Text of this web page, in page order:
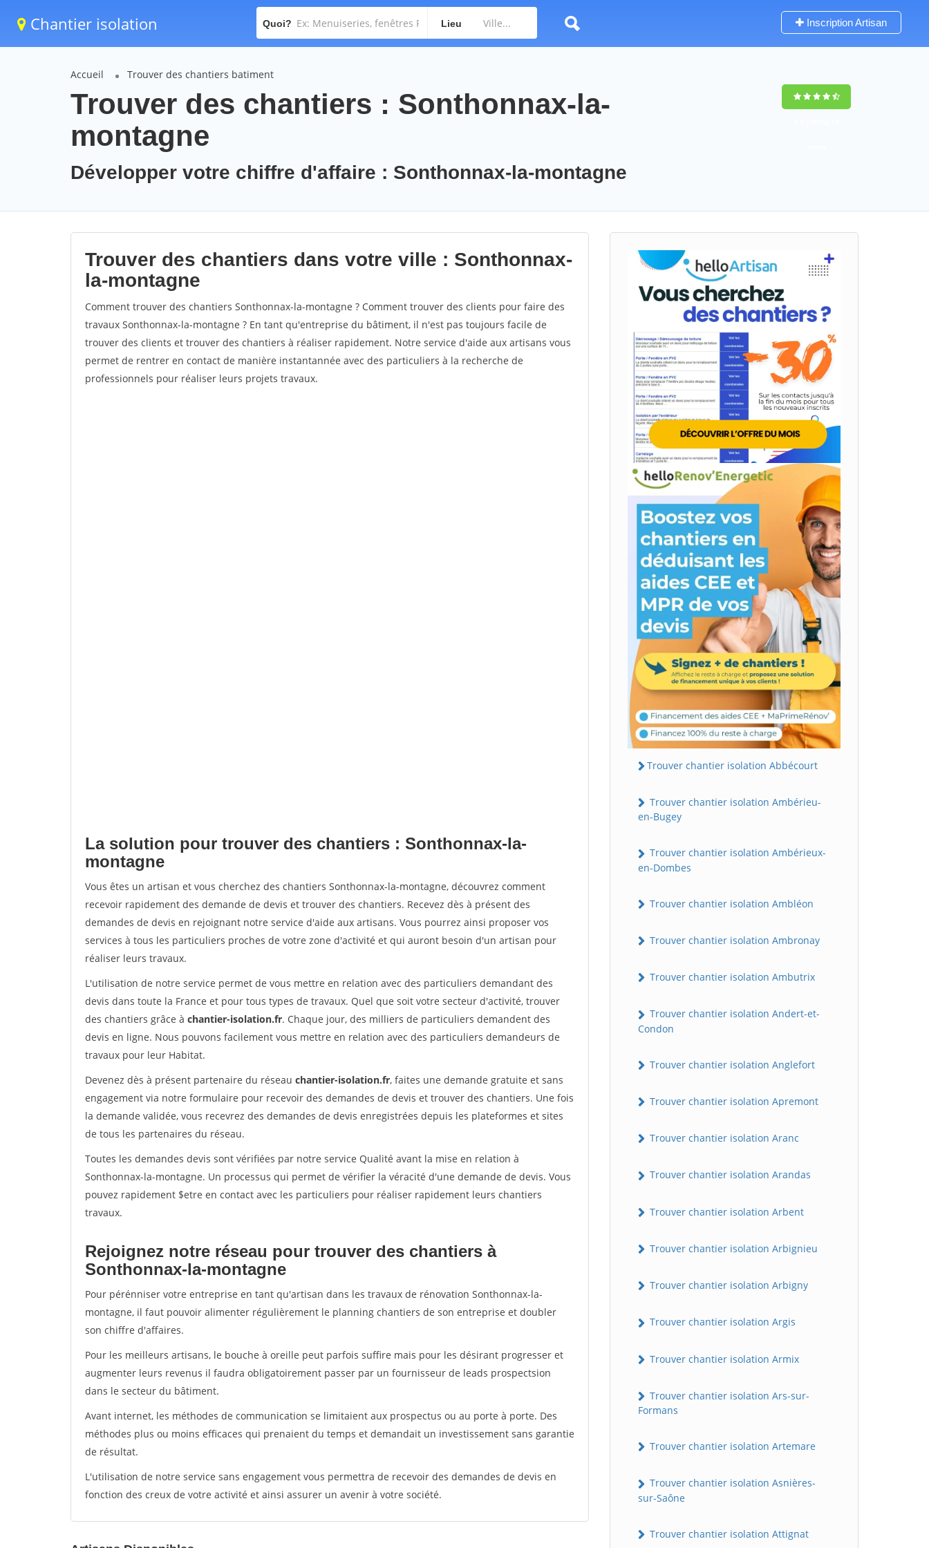
Chantier isolation Quoi? Lieu Inscription Artisan
Accueil Trouver des chantiers batiment
Trouver des chantiers : Sonthonnax-la-
montagne
Développer votre chiffre d'affaire : Sonthonnax-la-montagne
Trouver des chantiers dans votre ville : Sonthonnax-
la-montagne
Comment trouver des chantiers Sonthonnax-la-montagne ? Comment trouver des clients pour faire des
travaux Sonthonnax-la-montagne ? En tant qu'entreprise du bâtiment, il n'est pas toujours facile de
trouver des clients et trouver des chantiers à réaliser rapidement. Notre service d'aide aux artisans vous
permet de rentrer en contact de manière instantannée avec des particuliers à la recherche de
professionnels pour réaliser leurs projets travaux.
La solution pour trouver des chantiers : Sonthonnax-la-
montagne
Vous êtes un artisan et vous cherchez des chantiers Sonthonnax-la-montagne, découvrez comment
recevoir rapidement des demande de devis et trouver des chantiers. Recevez dès à présent des
demandes de devis en rejoignant notre service d'aide aux artisans. Vous pourrez ainsi proposer vos
services à tous les particuliers proches de votre zone d'activité et qui auront besoin d'un artisan pour
réaliser leurs travaux.
L'utilisation de notre service permet de vous mettre en relation avec des particuliers demandant des
devis dans toute la France et pour tous types de travaux. Quel que soit votre secteur d'activité, trouver
des chantiers grâce à chantier-isolation.fr. Chaque jour, des milliers de particuliers demandent des
devis en ligne. Nous pouvons facilement vous mettre en relation avec des particuliers demandeurs de
travaux pour leur Habitat.
Devenez dès à présent partenaire du réseau chantier-isolation.fr, faites une demande gratuite et sans
engagement via notre formulaire pour recevoir des demandes de devis et trouver des chantiers. Une fois
la demande validée, vous recevrez des demandes de devis enregistrées depuis les plateformes et sites
de tous les partenaires du réseau.
Toutes les demandes devis sont vérifiées par notre service Qualité avant la mise en relation à
Sonthonnax-la-montagne. Un processus qui permet de vérifier la véracité d'une demande de devis. Vous
pouvez rapidement $etre en contact avec les particuliers pour réaliser rapidement leurs chantiers
travaux.
Rejoignez notre réseau pour trouver des chantiers à
Sonthonnax-la-montagne
Pour pérénniser votre entreprise en tant qu'artisan dans les travaux de rénovation Sonthonnax-la-
montagne, il faut pouvoir alimenter régulièrement le planning chantiers de son entreprise et doubler
son chiffre d'affaires.
Pour les meilleurs artisans, le bouche à oreille peut parfois suffire mais pour les désirant progresser et
augmenter leurs revenus il faudra obligatoirement passer par un fournisseur de leads prospectsion
dans le secteur du bâtiment.
Avant internet, les méthodes de communication se limitaient aux prospectus ou au porte à porte. Des
méthodes plus ou moins efficaces qui prenaient du temps et demandait un investissement sans garantie
de résultat.
L'utilisation de notre service sans engagement vous permettra de recevoir des demandes de devis en
fonction des creux de votre activité et ainsi assurer un avenir à votre société.
Trouver chantier isolation Abbécourt
Trouver chantier isolation Ambérieu-
en-Bugey
Trouver chantier isolation Ambérieux-
en-Dombes
Trouver chantier isolation Ambléon
Trouver chantier isolation Ambronay
Trouver chantier isolation Ambutrix
Trouver chantier isolation Andert-et-
Condon
Trouver chantier isolation Anglefort
Trouver chantier isolation Apremont
Trouver chantier isolation Aranc
Trouver chantier isolation Arandas
Trouver chantier isolation Arbent
Trouver chantier isolation Arbignieu
Trouver chantier isolation Arbigny
Trouver chantier isolation Argis
Trouver chantier isolation Armix
Trouver chantier isolation Ars-sur-
Formans
Trouver chantier isolation Artemare
Trouver chantier isolation Asnières-
sur-Saône
Trouver chantier isolation Attignat